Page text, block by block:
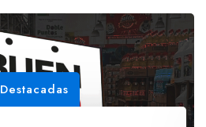
Destacadas